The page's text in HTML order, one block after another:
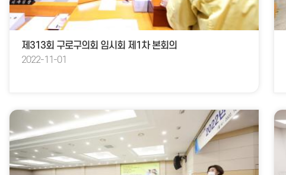
제313회 구로구의회 임시회 제1차 본회의
2022-11-01